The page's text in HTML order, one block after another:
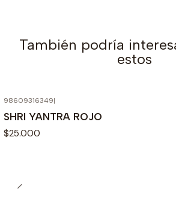
También podría
estos
98609316349|
SHRI YANTRA ROJO
$25.000